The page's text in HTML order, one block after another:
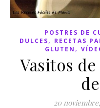
POSTRES DE
DULCES, RECETAS
GLUTEN ,
Vasitos de
20